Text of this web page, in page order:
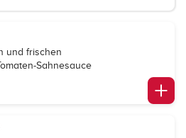
und frischen
Sahnesauce